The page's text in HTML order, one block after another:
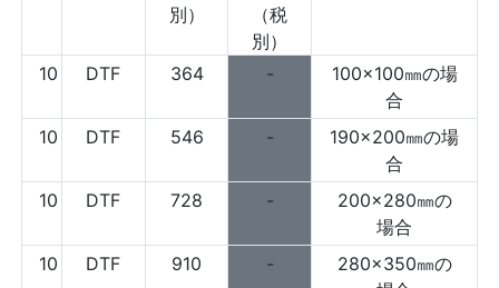
別）
（税
別）
10 DTF 364 -
100×100㎜の場
合
10
DTF 546 -
190×200㎜の場
合
10
DTF 728 -
200×280㎜の
場合
10
DTF 910 -
280×350㎜の